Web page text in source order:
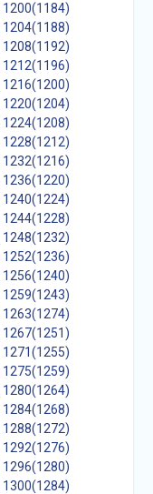
1200(1184)
1204(1188)
1208(1192)
1212(1196)
1216(1200)
1220(1204)
1224(1208)
1228(1212)
1232(1216)
1236(1220)
1240(1224)
1244(1228)
1248(1232)
1252(1236)
1256(1240)
1259(1243)
1263(1274)
1267(1251)
1271(1255)
1275(1259)
1280(1264)
1284(1268)
1288(1272)
1292(1276)
1296(1280)
1300(1284)